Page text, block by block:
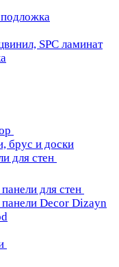
SPC ламинат
брус и доски
для стен
для стен
Decor Dizayn